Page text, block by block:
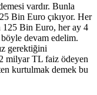
vardır. Bunla
Bin Euro çıkıyor. Her
Bin Euro, her ay 4
devam edelim.
gerektiğini
milyar TL faiz ödeyen
kurtulmak demek bu